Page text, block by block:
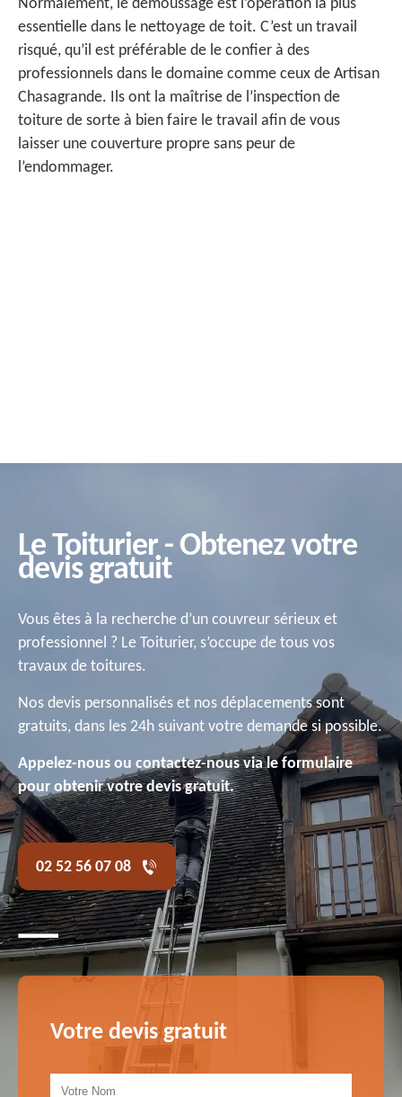
Normalement, le démoussage est l’opération la plus
essentielle dans le nettoyage de toit. C’est un travail
risqué, qu’il est préférable de le confier à des
professionnels dans le domaine comme ceux de Artisan
Chasagrande. Ils ont la maîtrise de l’inspection de
toiture de sorte à bien faire le travail afin de vous
laisser une couverture propre sans peur de
l’endommager.
Le Toiturier - Obtenez votre
devis gratuit
Vous êtes à la recherche d’un couvreur sérieux et
professionnel ? Le Toiturier, s’occupe de tous vos
travaux de toitures.
Nos devis personnalisés et nos déplacements sont
gratuits, dans les 24h suivant votre demande si possible.
Appelez-nous ou contactez-nous via le formulaire
pour obtenir votre devis gratuit.
02 52 56 07 08
Votre devis gratuit